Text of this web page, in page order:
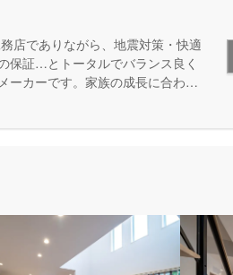
店でありながら、地震対策・快適
保証…とトータルでバランス良く
ーカーです。家族の成長に合わせ